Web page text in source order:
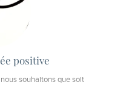
positive
souhaitons que soit